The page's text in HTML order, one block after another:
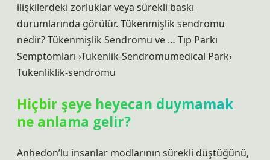
ilişkilerdeki zorluklar veya sürekli baskı
durumlarında görülür. Tükenmişlik sendromu
nedir? Tükenmişlik Sendromu ve … Tıp Parkı
Semptomları ›Tukenlik-Sendromumedical Park›
Tukenliklik-sendromu
Hiçbir şeye heyecan duymamak
ne anlama gelir?
Anhedon’lu insanlar modlarının sürekli düştüğünü,